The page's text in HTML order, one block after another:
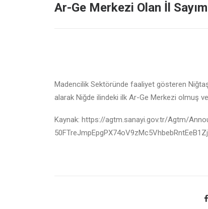
Ar-Ge Merkezi Olan İl
Madencilik Sektöründe faaliyet gösteren
alarak Niğde ilindeki ilk Ar-Ge Merkezi olmuş
Kaynak: https://agtm.sanayi.gov.tr/Agtm/